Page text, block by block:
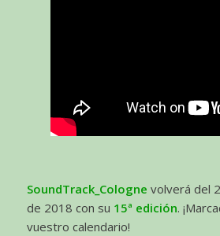
SoundTrack_Cologne volverá del
de 2018 con su 15ª edición.
vuestro calendario!